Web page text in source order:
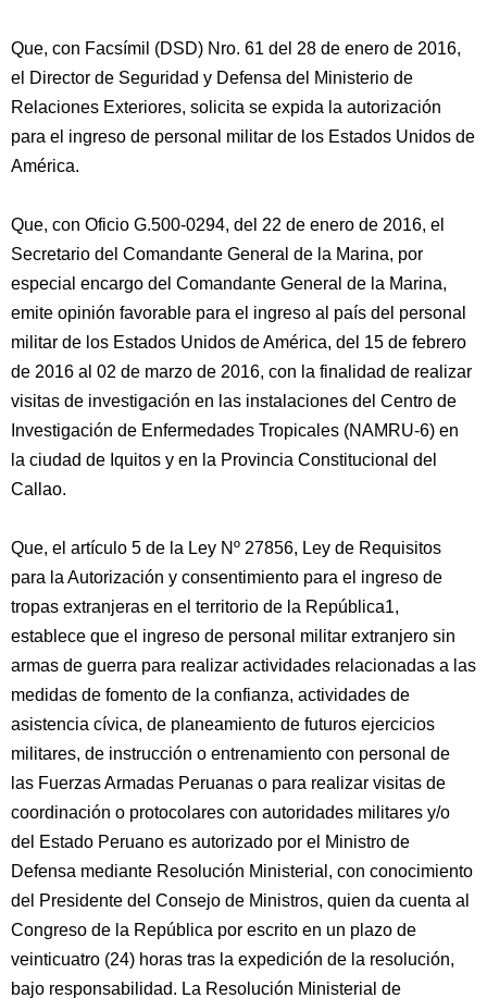
Que, con Facsímil (DSD) Nro. 61 del 28 de enero de 2016,
el Director de Seguridad y Defensa del Ministerio de
Relaciones Exteriores, solicita se expida la autorización
para el ingreso de personal militar de los Estados Unidos de
América.
Que, con Oficio G.500-0294, del 22 de enero de 2016, el
Secretario del Comandante General de la Marina, por
especial encargo del Comandante General de la Marina,
emite opinión favorable para el ingreso al país del personal
militar de los Estados Unidos de América, del 15 de febrero
de 2016 al 02 de marzo de 2016, con la finalidad de realizar
visitas de investigación en las instalaciones del Centro de
Investigación de Enfermedades Tropicales (NAMRU-6) en
la ciudad de Iquitos y en la Provincia Constitucional del
Callao.
Que, el artículo 5 de la Ley Nº 27856, Ley de Requisitos
para la Autorización y consentimiento para el ingreso de
tropas extranjeras en el territorio de la República1,
establece que el ingreso de personal militar extranjero sin
armas de guerra para realizar actividades relacionadas a las
medidas de fomento de la confianza, actividades de
asistencia cívica, de planeamiento de futuros ejercicios
militares, de instrucción o entrenamiento con personal de
las Fuerzas Armadas Peruanas o para realizar visitas de
coordinación o protocolares con autoridades militares y/o
del Estado Peruano es autorizado por el Ministro de
Defensa mediante Resolución Ministerial, con conocimiento
del Presidente del Consejo de Ministros, quien da cuenta al
Congreso de la República por escrito en un plazo de
veinticuatro (24) horas tras la expedición de la resolución,
bajo responsabilidad. La Resolución Ministerial de